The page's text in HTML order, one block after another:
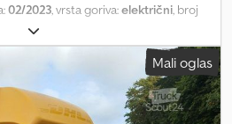
02/2023, vrsta goriva:električni, broj
ABS, elektronski program stabilnosti
imao je nesreću, klima uređaj,
| 12m niskopodni | 67 mesta | 2022
gradski autobus (niskopodni)
idealan za primenu u gradskom
Mali oglas